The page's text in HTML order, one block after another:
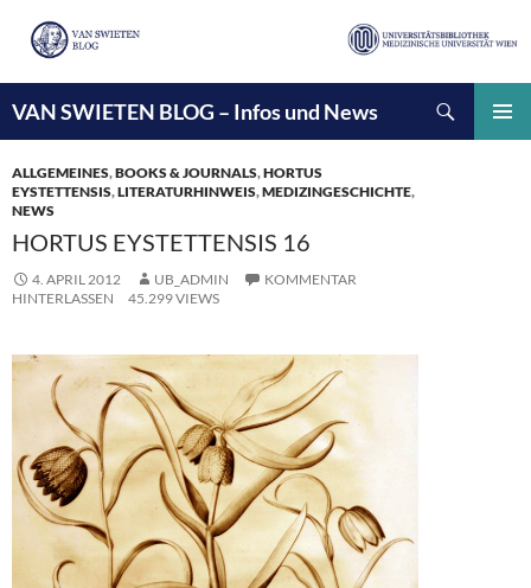
VAN SWIETEN BLOG – Infos und News
INHALT
SPRINGEN
ALLGEMEINES,BOOKS & JOURNALS,HORTUS
EYSTETTENSIS,LITERATURHINWEIS,MEDIZINGESCHICHTE,
NEWS
HORTUS EYSTETTENSIS 16
4. APRIL 2012 UB_ADMIN
KOMMENTAR
HINTERLASSEN
45.299 VIEWS